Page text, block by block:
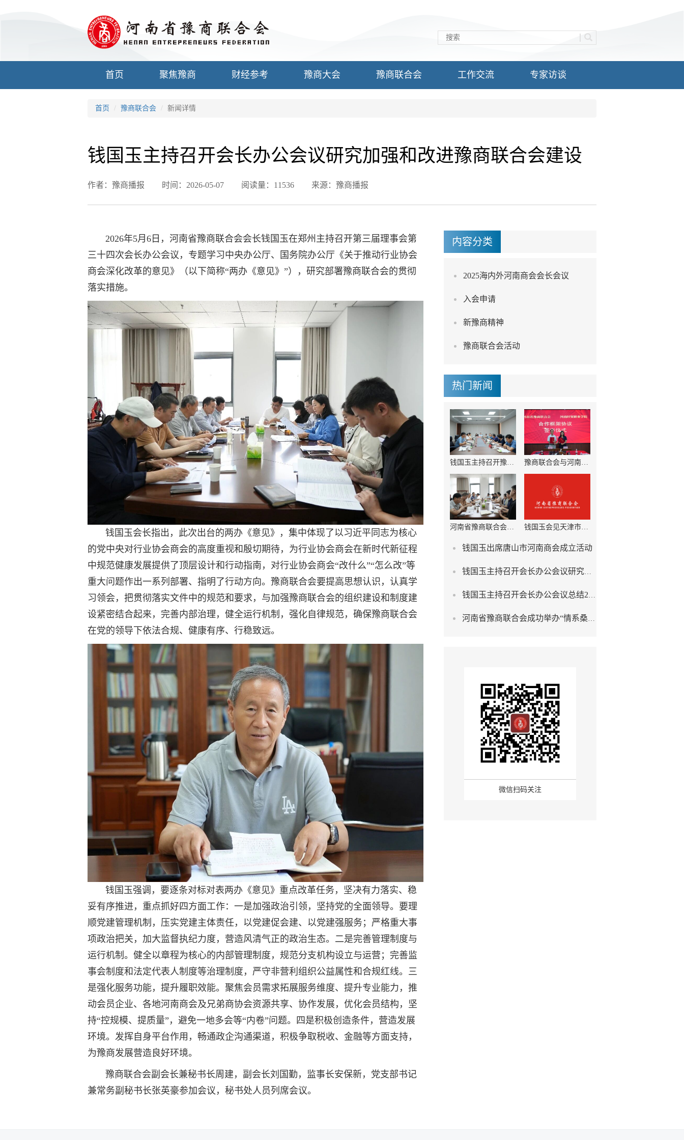
首页 聚焦豫商 财经参考 豫商大会 豫商联合会 工作交流 专家访谈
首页 豫商联合会 新闻详情
钱国玉主持召开会长办公会议研究加强和改进豫商联合会建设
作者：豫商播报 时间：2026-05-07 阅读量：11536 来源：豫商播报
2026年5月6日，河南省豫商联合会会长钱国玉在郑州主持召开第三届理事会第
三十四次会长办公会议，专题学习中央办公厅、国务院办公厅《关于推动行业协会
商会深化改革的意见》（以下简称“两办《意见》”），研究部署豫商联合会的贯彻
落实措施。
钱国玉会长指出，此次出台的两办《意见》，集中体现了以习近平同志为核心
的党中央对行业协会商会的高度重视和殷切期待，为行业协会商会在新时代新征程
中规范健康发展提供了顶层设计和行动指南，对行业协会商会“改什么”“怎么改”等
重大问题作出一系列部署、指明了行动方向。豫商联合会要提高思想认识，认真学
习领会，把贯彻落实文件中的规范和要求，与加强豫商联合会的组织建设和制度建
设紧密结合起来，完善内部治理，健全运行机制，强化自律规范，确保豫商联合会
在党的领导下依法合规、健康有序、行稳致远。
钱国玉强调，要逐条对标对表两办《意见》重点改革任务，坚决有力落实、稳
妥有序推进，重点抓好四方面工作：一是加强政治引领，坚持党的全面领导。要理
顺党建管理机制，压实党建主体责任，以党建促会建、以党建强服务；严格重大事
项政治把关，加大监督执纪力度，营造风清气正的政治生态。二是完善管理制度与
运行机制。健全以章程为核心的内部管理制度，规范分支机构设立与运营；完善监
事会制度和法定代表人制度等治理制度，严守非营利组织公益属性和合规红线。三
是强化服务功能，提升履职效能。聚焦会员需求拓展服务维度、提升专业能力，推
动会员企业、各地河南商会及兄弟商协会资源共享、协作发展，优化会员结构，坚
持“控规模、提质量”，避免一地多会等“内卷”问题。四是积极创造条件，营造发展
环境。发挥自身平台作用，畅通政企沟通渠道，积极争取税收、金融等方面支持，
为豫商发展营造良好环境。
豫商联合会副会长兼秘书长周建，副会长刘国勤，监事长安保新，党支部书记
兼常务副秘书长张英豪参加会议，秘书处人员列席会议。
内容分类
2025海内外河南商会会长会议
入会申请
新豫商精神
豫商联合会活动
热门新闻
钱国玉主持召开豫商联合会第36次会长办公会议 豫商联合会与河南经贸职业学院签署合作框架协议
河南省豫商联合会召开第35次会长办公会暨党支部扩大会议 钱国玉会见天津市河南商会会长王天洪
钱国玉出席唐山市河南商会成立活动
钱国玉主持召开会长办公会议研究加强和改进豫商联合会建设
钱国玉主持召开会长办公会议总结2026豫商大会相关工作
河南省豫商联合会成功举办“情系桑梓・筑梦空港——全国豫商港区行”活动
微信扫码关注